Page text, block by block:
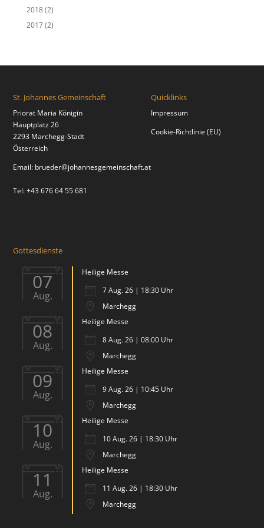
2018(2)
2017(2)
St. Johannes Gemeinschaft
Priorat Maria Königin
Hauptplatz 26
2293 Marchegg-Stadt
Österreich
Email: brueder@johannesgemeinschaft.at
Tel: +43 676 64 55 681
Quicklinks
Impressum
Cookie-Richtlinie (EU)
Gottesdienste
07
Aug.
Heilige Messe
7 Aug. 26 | 18:30 Uhr
Marchegg
08
Aug.
Heilige Messe
8 Aug. 26 | 08:00 Uhr
Marchegg
09
Aug.
Heilige Messe
9 Aug. 26 | 10:45 Uhr
Marchegg
10
Aug.
Heilige Messe
10 Aug. 26 | 18:30 Uhr
Marchegg
11
Aug.
Heilige Messe
11 Aug. 26 | 18:30 Uhr
Marchegg